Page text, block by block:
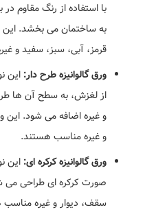
با استفاده از رنگ مقاوم
به ساختمان می بخشد. این
قرمز، آبی، سبز، سفید و
ورق گالوانیزه طرح دار: این
از لغزش، به سطح آن ها طرح
و غیره اضافه می شود. این
و غیره مناسب هستند.
ورق گالوانیزه کرکره ای: این
صورت کرکره ای طراحی می
سقف، دیوار و غیره